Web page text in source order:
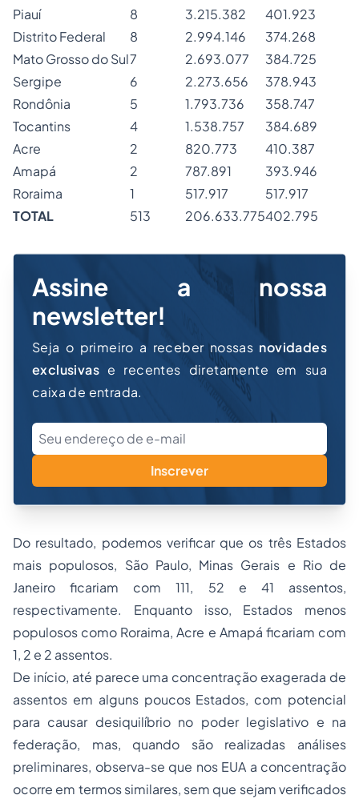
Piauí
8 3.215.382
401.923
Distrito Federal
8 2.994.146
374.268
Mato Grosso do Sul7 2.693.077
384.725
Sergipe
6 2.273.656
378.943
Rondônia
5 1.793.736
358.747
Tocantins
4 1.538.757
384.689
Acre
2 820.773
410.387
Amapá
2 787.891
393.946
Roraima
1 517.917
517.917
TOTAL
513 206.633.775402.795
Assine a nossa
newsletter!
Seja o primeiro a receber nossas novidades
exclusivas e recentes diretamente em sua
caixa de entrada.
Inscrever
Do resultado, podemos verificar que os três Estados
mais populosos, São Paulo, Minas Gerais e Rio de
Janeiro ficariam com 111, 52 e 41 assentos,
respectivamente. Enquanto isso, Estados menos
populosos como Roraima, Acre e Amapá ficariam com
1, 2 e 2 assentos.
De início, até parece uma concentração exagerada de
assentos em alguns poucos Estados, com potencial
para causar desiquilíbrio no poder legislativo e na
federação, mas, quando são realizadas análises
preliminares, observa-se que nos EUA a concentração
ocorre em termos similares, sem que sejam verificados